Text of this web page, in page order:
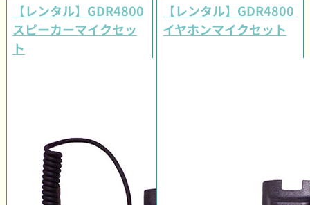
【レンタル】GDR4800
スピーカーマイクセッ
ト
【レンタル】GDR4800
イヤホンマイクセット